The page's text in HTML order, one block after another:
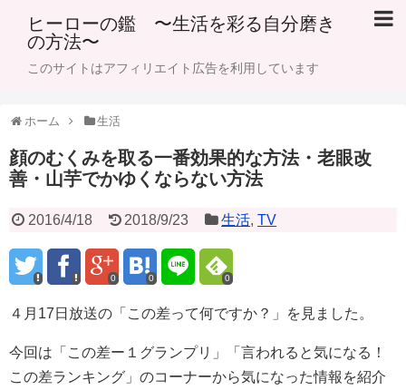
ヒーローの鑑 〜生活を彩る自分磨き
の方法〜
このサイトはアフィリエイト広告を利用しています
ホーム 生活
顔のむくみを取る一番効果的な方法・老眼改
善・山芋でかゆくならない方法
2016/4/18 2018/9/23 生活,TV
0 0 0
４月17日放送の「この差って何ですか？」を見ました。
今回は「この差ー１グランプリ」「言われると気になる！
この差ランキング」のコーナーから気になった情報を紹介